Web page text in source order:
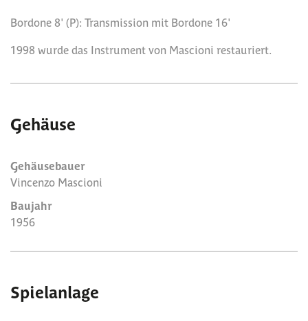
Bordone 8' (P): Transmission mit Bordone 16'
1998 wurde das Instrument von Mascioni restauriert.
Gehäuse
Gehäusebauer
Vincenzo Mascioni
Baujahr
1956
Spielanlage